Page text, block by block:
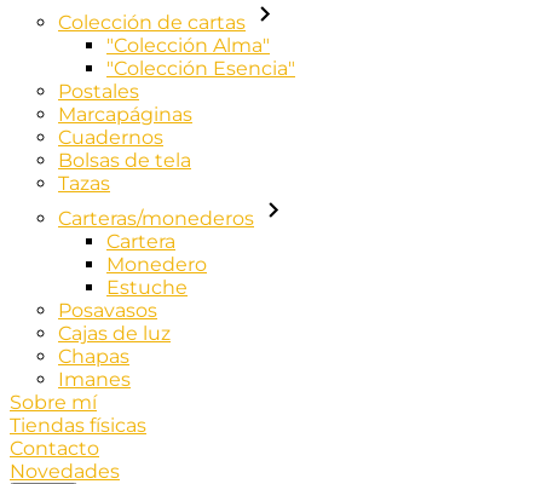
Colección de cartas
"Colección Alma"
"Colección Esencia"
Postales
Marcapáginas
Cuadernos
Bolsas de tela
Tazas
Carteras/monederos
Cartera
Monedero
Estuche
Posavasos
Cajas de luz
Chapas
Imanes
Sobre mí
Tiendas físicas
Contacto
Novedades